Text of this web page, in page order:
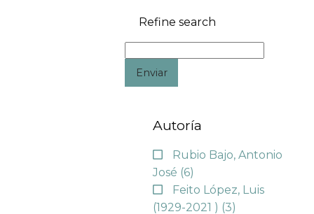
Refine search
Enviar
Autoría
Rubio Bajo, Antonio
José (6)
Feito López, Luis
(1929-2021 ) (3)